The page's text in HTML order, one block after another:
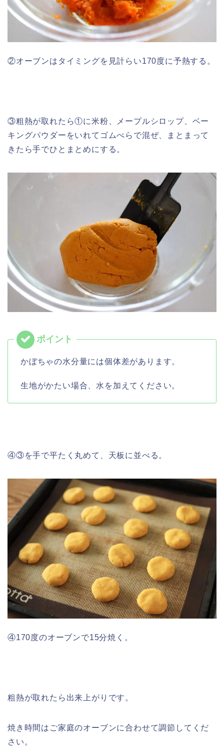
②オーブンはタイミングを見計らい170度に予熱する。
③粗熱が取れたら①に米粉、メープルシロップ、ベー
キングパウダーをいれてゴムべらで混ぜ、まとまって
きたら手でひとまとめにする。
かぼちゃの水分量には個体差があります。
生地がかたい場合、水を加えてください。
④③を手で平たく丸めて、天板に並べる。
④170度のオーブンで15分焼く。
粗熱が取れたら出来上がりです。
焼き時間はご家庭のオーブンに合わせて調節してくだ
さい。